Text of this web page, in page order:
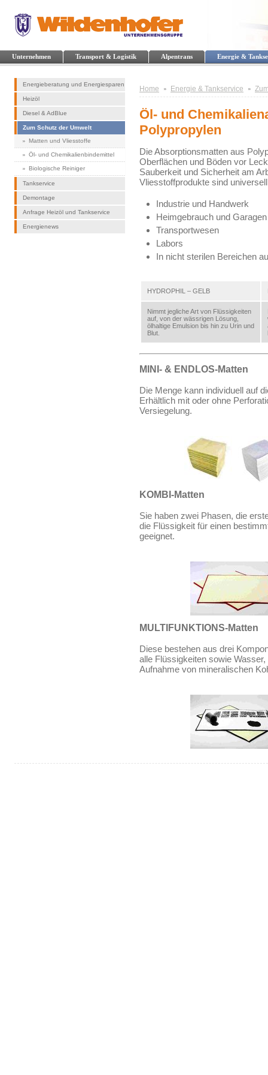
Unternehmen Transport & Logistik Alpentrans Energie &
Energieberatung und Energiesparen
Heizöl
Diesel & AdBlue
Zum Schutz der Umwelt
Matten und Vliesstoffe
Öl- und Chemikalienbindemittel
Biologische Reiniger
Tankservice
Demontage
Anfrage Heizöl und Tankservice
Energienews
Home Energie & Tankservice
Öl- und
Polypropylen
Die Absorptionsmatten aus
Oberflächen und Böden vor
Sauberkeit und Sicherheit am
Vliesstoffprodukte sind
Industrie und Handwerk
Heimgebrauch und Garagen
Transportwesen
Labors
In nicht sterilen Bereichen
HYDROPHIL – GELB
Nimmt jegliche Art von Flüssigkeiten
auf, von der wässrigen Lösung,
ölhaltige Emulsion bis hin zu Urin und
Blut.
MINI- & ENDLOS-Matten
Die Menge kann individuell auf
Erhältlich mit oder ohne
Versiegelung.
KOMBI-Matten
Sie haben zwei Phasen, die
die Flüssigkeit für einen
geeignet.
MULTIFUNKTIONS-Matten
Diese bestehen aus drei
alle Flüssigkeiten sowie
Aufnahme von mineralischen